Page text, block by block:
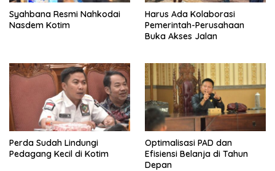
Syahbana Resmi Nahkodai
Nasdem Kotim
Harus Ada Kolaborasi
Pemerintah-Perusahaan
Buka Akses Jalan
Perda Sudah Lindungi
Pedagang Kecil di Kotim
Optimalisasi PAD dan
Efisiensi Belanja di Tahun
Depan